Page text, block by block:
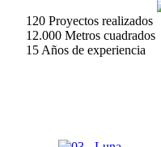
120 Proyectos realizados
12.000 Metros cuadrados
15 Años de experiencia